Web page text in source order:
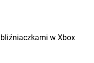
w Xbox